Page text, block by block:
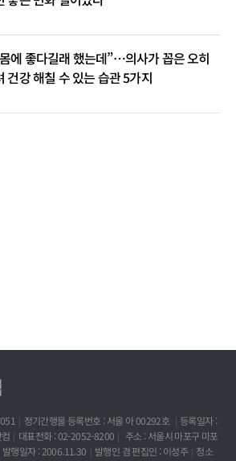
에 좋다길래 했는데”…의사가 꼽은 오히
건강 해칠 수 있는 습관 5가지
정기간행물 등록번호 : 서울 아 00292호
등록일자 :
대표전화 : 02-2052-8200
주소 : 서울시 마포구 마포
발행일자 : 2006.11.30 발행인 겸 편집인 : 이성주
청소